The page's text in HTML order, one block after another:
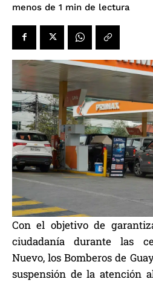
menos de 1 min de lectura
Con el objetivo de
ciudadanía durante las
Nuevo, los Bomberos de
suspensión de la atención